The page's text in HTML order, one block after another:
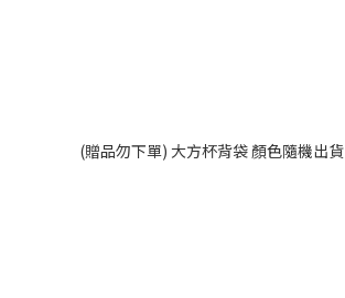
(贈品勿下單) 大方杯背袋 顏色隨機出貨